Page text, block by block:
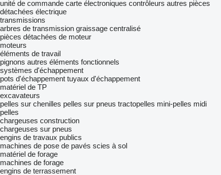
unité de commande carte électroniques contrôleurs autres pièces
détachées électrique
transmissions
arbres de transmission graissage centralisé
pièces détachées de moteur
moteurs
éléments de travail
pignons autres éléments fonctionnels
systèmes d'échappement
pots d'échappement tuyaux d'échappement
matériel de TP
excavateurs
pelles sur chenilles pelles sur pneus tractopelles mini-pelles midi
pelles
chargeuses construction
chargeuses sur pneus
engins de travaux publics
machines de pose de pavés scies à sol
matériel de forage
machines de forage
engins de terrassement